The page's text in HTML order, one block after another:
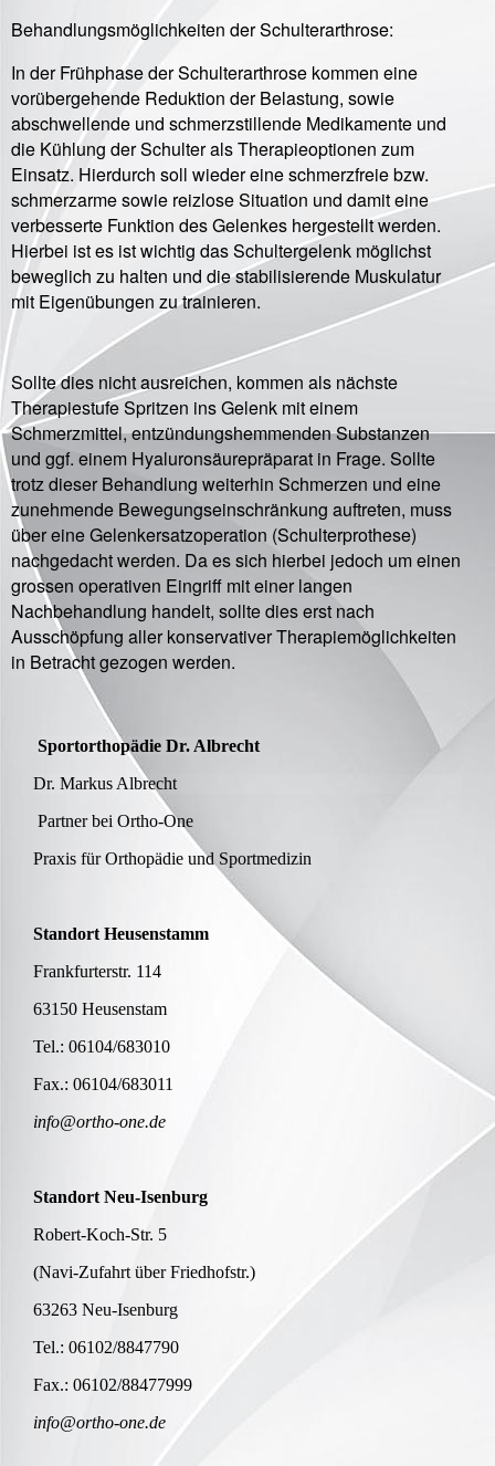
Behandlungsmöglichkeiten der Schulterarthrose:
In der Frühphase der Schulterarthrose kommen eine
vorübergehende Reduktion der Belastung, sowie
abschwellende und schmerzstillende Medikamente und
die Kühlung der Schulter als Therapieoptionen zum
Einsatz. Hierdurch soll wieder eine schmerzfreie bzw.
schmerzarme sowie reizlose Situation und damit eine
verbesserte Funktion des Gelenkes hergestellt werden.
Hierbei ist es ist wichtig das Schultergelenk möglichst
beweglich zu halten und die stabilisierende Muskulatur
mit Eigenübungen zu trainieren.
Sollte dies nicht ausreichen, kommen als nächste
Therapiestufe Spritzen ins Gelenk mit einem
Schmerzmittel, entzündungshemmenden Substanzen
und ggf. einem Hyaluronsäurepräparat in Frage. Sollte
trotz dieser Behandlung weiterhin Schmerzen und eine
zunehmende Bewegungseinschränkung auftreten, muss
über eine Gelenkersatzoperation (Schulterprothese)
nachgedacht werden. Da es sich hierbei jedoch um einen
grossen operativen Eingriff mit einer langen
Nachbehandlung handelt, sollte dies erst nach
Ausschöpfung aller konservativer Therapiemöglichkeiten
in Betracht gezogen werden.
Sportorthopädie Dr. Albrecht
Dr. Markus Albrecht
Partner bei Ortho-One
Praxis für Orthopädie und Sportmedizin
Standort Heusenstamm
Frankfurterstr. 114
63150 Heusenstam
Tel.: 06104/683010
Fax.: 06104/683011
info@ortho-one.de
Standort Neu-Isenburg
Robert-Koch-Str. 5
(Navi-Zufahrt über Friedhofstr.)
63263 Neu-Isenburg
Tel.: 06102/8847790
Fax.: 06102/88477999
info@ortho-one.de